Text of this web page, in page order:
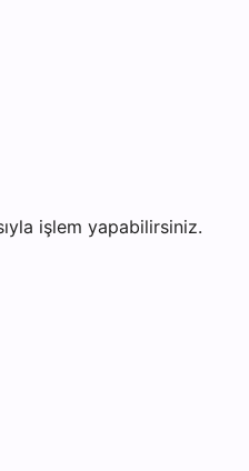
işlem yapabilirsiniz.